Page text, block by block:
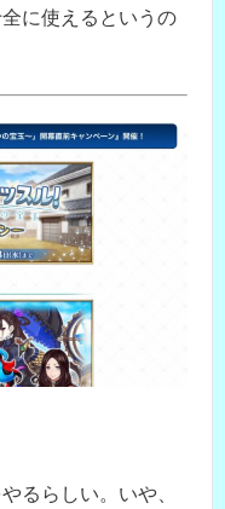
に使えるというの
るらしい。いや、